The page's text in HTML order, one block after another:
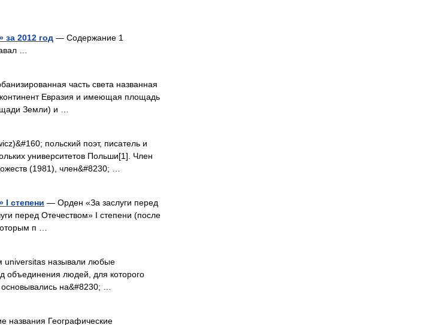
за 2012 год — Содержание 1
…
часть света названная
Евразия и имеющая площадь
Земли) и …
польский поэт, писатель и
университетов Польши[1]. Член
(1981), член&#8230; …
I степени — Орден «За заслуги перед
перед Отечеством» I степени (после
п …
называли любые
объединения людей, для которого
на&#8230; …
Географические